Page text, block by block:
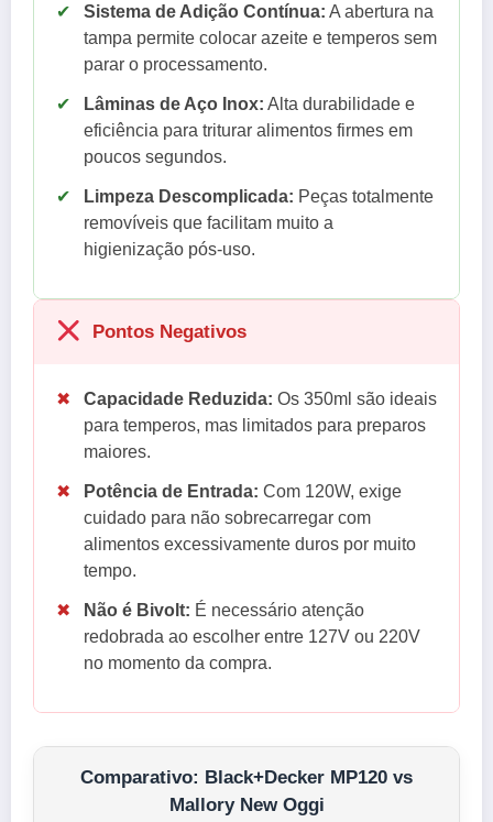
✔ Sistema de Adição Contínua: A abertura na
tampa permite colocar azeite e temperos sem
parar o processamento.
✔ Lâminas de Aço Inox: Alta durabilidade e
eficiência para triturar alimentos firmes em
poucos segundos.
✔ Limpeza Descomplicada: Peças totalmente
removíveis que facilitam muito a
higienização pós-uso.
Pontos Negativos
✖ Capacidade Reduzida: Os 350ml são ideais
para temperos, mas limitados para preparos
maiores.
✖ Potência de Entrada: Com 120W, exige
cuidado para não sobrecarregar com
alimentos excessivamente duros por muito
tempo.
✖ Não é Bivolt: É necessário atenção
redobrada ao escolher entre 127V ou 220V
no momento da compra.
Comparativo: Black+Decker MP120 vs
Mallory New Oggi